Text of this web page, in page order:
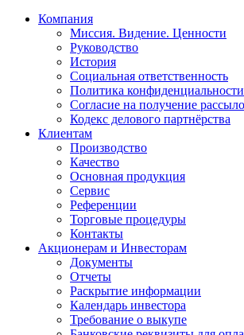
Компания
Миссия. Видение. Ценности
Руководство
История
Социальная ответственность
Политика конфиденциальности
Согласие на получение
Кодекс делового партнёрства
Клиентам
Производство
Качество
Основная продукция
Сервис
Референции
Торговые процедуры
Контакты
Акционерам и Инвесторам
Документы
Отчеты
Раскрытие информации
Календарь инвестора
Требование о выкупе